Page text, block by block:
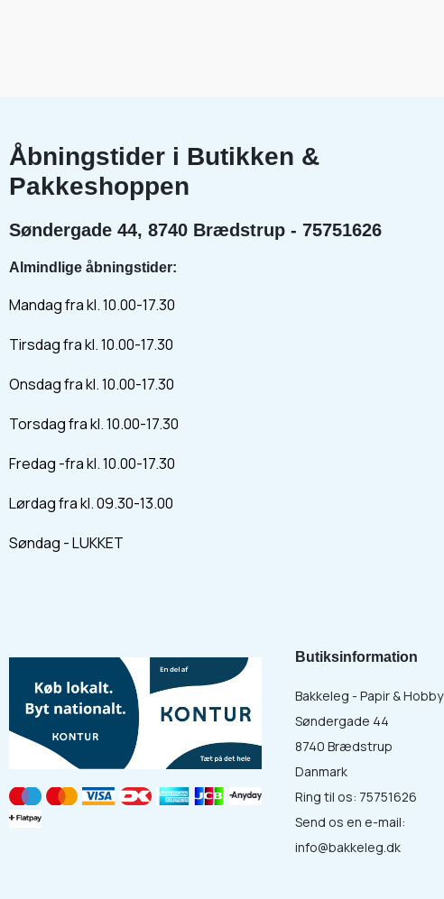
Åbningstider i Butikken &
Pakkeshoppen
Søndergade 44, 8740 Brædstrup - 75751626
Almindlige åbningstider:
Mandag fra kl. 10.00-17.30
Tirsdag fra kl. 10.00-17.30
Onsdag fra kl. 10.00-17.30
Torsdag fra kl. 10.00-17.30
Fredag -fra kl. 10.00-17.30
Lørdag fra kl. 09.30-13.00
Søndag - LUKKET
Butiksinformation
Bakkeleg - Papir & Hobby
Søndergade 44
8740 Brædstrup
Danmark
Ring til os: 75751626
Send os en e-mail:
info@bakkeleg.dk